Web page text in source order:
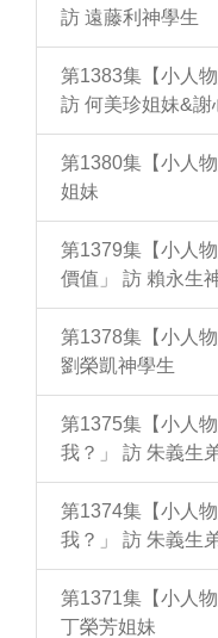
訪 遠藤利神學生
第1383集【小人
訪 何美珍姐妹&謝
第1380集【小人
姐妹
第1379集【小人
價值」 訪 賴永生
第1378集【小人
劉榮凱神學生
第1375集【小人
我？」 訪 朱義生
第1374集【小人
我？」 訪 朱義生
第1371集【小人
丁榮芳姐妹